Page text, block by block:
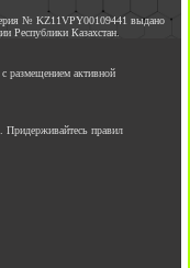
№ KZ11VPY00109441 выдано
Республики Казахстан.
размещением активной
Придерживайтесь правил